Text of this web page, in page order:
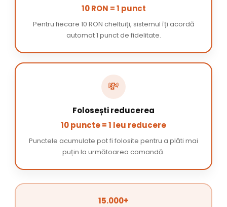
10 RON = 1 punct
Pentru fiecare 10 RON cheltuiți, sistemul îți acordă
automat 1 punct de fidelitate.
💸
Folosești reducerea
10 puncte = 1 leu reducere
Punctele acumulate pot fi folosite pentru a plăti mai
puțin la următoarea comandă.
15.000+